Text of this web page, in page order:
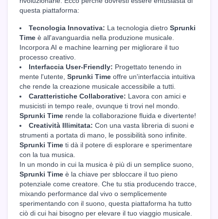
questa piattaforma:
Tecnologia Innovativa: La tecnologia dietro Sprunki
Time è all'avanguardia nella produzione musicale.
Incorpora AI e machine learning per migliorare il tuo
processo creativo.
Interfaccia User-Friendly: Progettato tenendo in
mente l'utente, Sprunki Time offre un'interfaccia intuitiva
che rende la creazione musicale accessibile a tutti.
Caratteristiche Collaborative: Lavora con amici e
musicisti in tempo reale, ovunque ti trovi nel mondo.
Sprunki Time rende la collaborazione fluida e divertente!
Creatività Illimitata: Con una vasta libreria di suoni e
strumenti a portata di mano, le possibilità sono infinite.
Sprunki Time ti dà il potere di esplorare e sperimentare
con la tua musica.
In un mondo in cui la musica è più di un semplice suono,
Sprunki Time è la chiave per sbloccare il tuo pieno
potenziale come creatore. Che tu stia producendo tracce,
mixando performance dal vivo o semplicemente
sperimentando con il suono, questa piattaforma ha tutto
ciò di cui hai bisogno per elevare il tuo viaggio musicale.